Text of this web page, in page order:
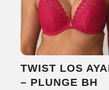
TWIST LOS
– PLUNGE BH